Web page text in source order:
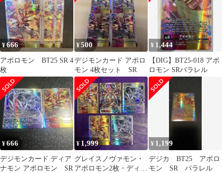
¥666
アポロモン BT25 SR 4
枚
¥500
デジモンカード アポロ
モン 4枚セット SR
¥ 1,444
【DIG】BT25-018 アポ
ロモン SRパラレル
¥666
デジモンカード ディア
ナモン アポロモン SR
¥ 1,999
グレイスノヴァモン・
アポロモン2枚・ディア
¥ 1,199
デジカ BT25 アポロ
モン SR パラレル